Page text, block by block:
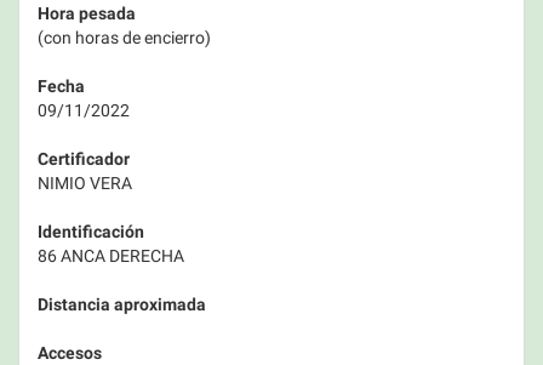
Hora pesada
(con horas de encierro)
Fecha
09/11/2022
Certificador
NIMIO VERA
Identificación
86 ANCA DERECHA
Distancia aproximada
Accesos